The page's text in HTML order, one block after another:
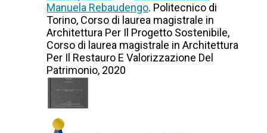
Manuela Rebaudengo. Politecnico di
Torino, Corso di laurea magistrale in
Architettura Per Il Progetto Sostenibile,
Corso di laurea magistrale in Architettura
Per Il Restauro E Valorizzazione Del
Patrimonio, 2020